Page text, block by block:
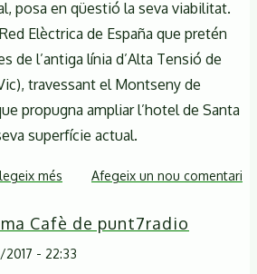
posa en qüestió la seva viabilitat.
Elèctrica de España que pretén
de l’antiga línia d’Alta Tensió de
travessant el Montseny de
propugna ampliar l’hotel de Santa
superfície actual.
més sobre
Diputació
Afegeix un nou comentari
Cafè de punt7radio
- 22:33